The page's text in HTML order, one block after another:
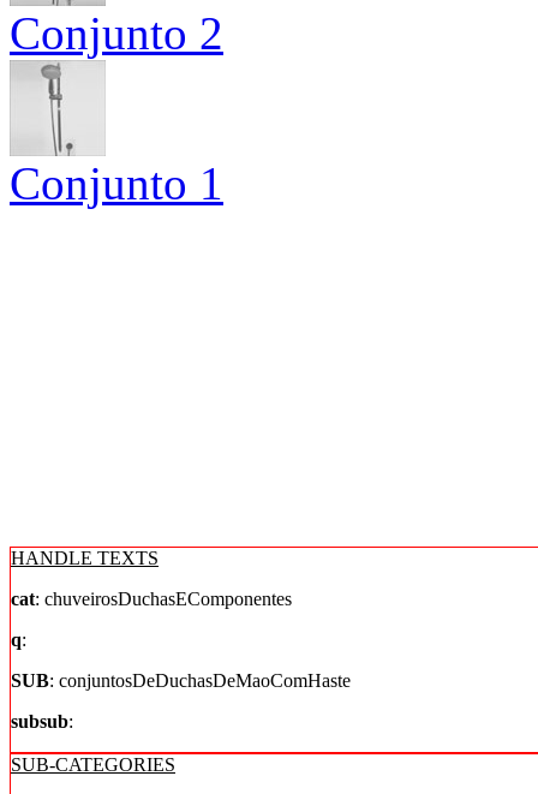
Conjunto 2
Conjunto 1
HANDLE TEXTS
cat: chuveirosDuchasEComponentes
q:
SUB: conjuntosDeDuchasDeMaoComHaste
subsub:
SUB-CATEGORIES